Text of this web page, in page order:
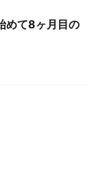
めて8ヶ月目の